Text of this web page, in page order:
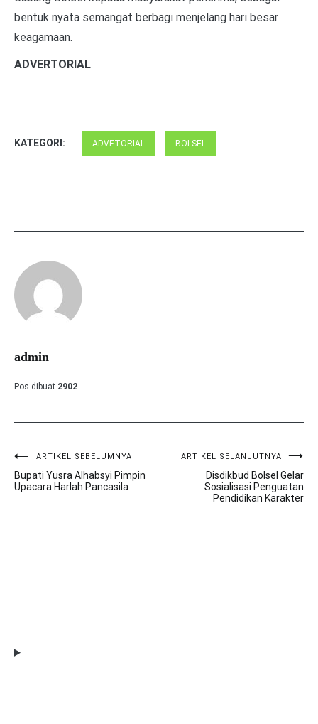
bentuk nyata semangat berbagi menjelang hari besar
keagamaan.
ADVERTORIAL
KATEGORI: ADVETORIAL BOLSEL
admin
Pos dibuat 2902
Navigasi
pos
ARTIKEL SEBELUMNYA
Bupati Yusra Alhabsyi Pimpin
Upacara Harlah Pancasila
ARTIKEL SELANJUTNYA
Disdikbud Bolsel Gelar
Sosialisasi Penguatan
Pendidikan Karakter